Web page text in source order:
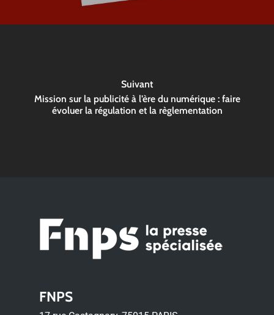
Suivant
Mission sur la publicité à l’ère du numérique : faire
évoluer la régulation et la règlementation
FNPS